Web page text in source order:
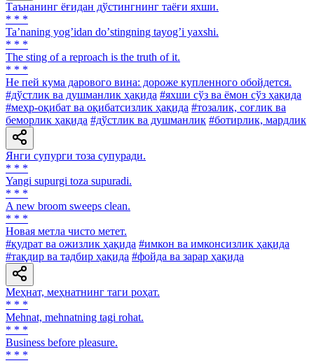
Таънанинг ёғидан дўстингнинг таёғи яхши.
* * *
Taʼnaning yogʼidan doʼstingning tayogʼi yaxshi.
* * *
The sting оf a reproach is the truth of it.
* * *
He пей кума дарового вина: дороже купленного обойдется.
#дўстлик ва душманлик ҳақида #яхши сўз ва ёмон сўз ҳақида
#меҳр-оқибат ва оқибатсизлик ҳақида #тозалик, соғлик ва
беморлик ҳақида #дўстлик ва душманлик #ботирлик, мардлик
Янги супурги тоза супуради.
* * *
Yangi supurgi toza supuradi.
* * *
A new broom sweeps clean.
* * *
Новая метла чисто метет.
#қудрат ва ожизлик ҳақида #имкон ва имконсизлик ҳақида
#тақдир ва тадбир ҳақида #фойда ва зарар ҳақида
Меҳнат, меҳнатнинг таги роҳат.
* * *
Mehnat, mehnatning tagi rohat.
* * *
Business before pleasure.
* * *